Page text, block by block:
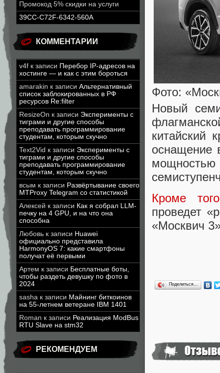
Промокод 5% скидки на услуги
39CC-C72F-6342-560A
КОММЕНТАРИИ
v4f к записи Перебор IP-адресов на
хостинге — и как с этим бороться
amarakin к записи Альтернативный
список заблокированных в РФ
ресурсов Re:filter
ResizeOn к записи Эксперименты с
тиграми и другие способы
преподавать программирование
студентам, которым скучно
Text2Vid к записи Эксперименты с
тиграми и другие способы
преподавать программирование
студентам, которым скучно
всым к записи Развёртывание своего
MTProxy Telegram со статистикой
Алексей к записи Как я собрал LLM-
печку на 4 GPU, и на что она
способна
Любовь к записи Huawei
официально представила
HarmonyOS 7: какие смартфоны
получат её первыми
Артем к записи Бесплатные боты,
чтобы раздеть девушку по фото в
2024
sasha к записи Майнинг биткоинов
на 55-летнем ветеране IBM 1401
Roman к записи Реализация ModBus
RTU Slave на stm32
РЕКОМЕНДУЕМ
Фото:
Новый
китайский
оснащение
Кроме
проведет
«Москвич
Поделиться…